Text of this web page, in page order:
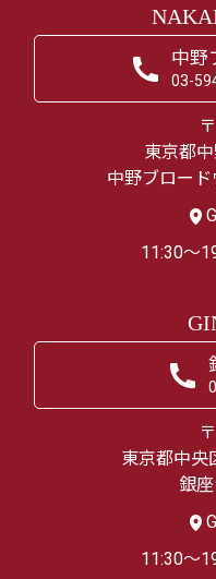
中野
03-
東京都
中野ブロー
11:30～
東京都中央
銀
11:30～